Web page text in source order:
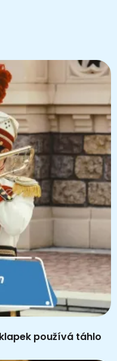
používá táhlo